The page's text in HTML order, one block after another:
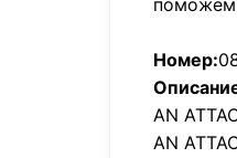
поможем
Номер:
AN
AN